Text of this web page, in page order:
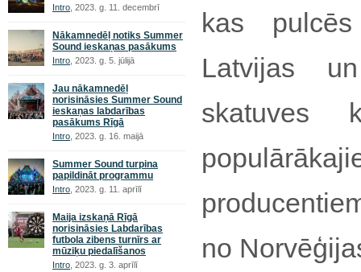
Intro , 2023. g. 11. decembrī
Nākamnedēļ notiks Summer
Sound ieskaņas pasākums
Intro , 2023. g. 5. jūlijā
Jau nākamnedēļ
norisināsies Summer Sound
ieskaņas labdarības
pasākums Rīgā
Intro , 2023. g. 16. maijā
Summer Sound turpina
papildināt programmu
Intro , 2023. g. 11. aprīlī
Maija izskaņā Rīgā
norisināsies Labdarības
futbola zibens turnīrs ar
mūziķu piedalīšanos
Intro , 2023. g. 3. aprīlī
kas
Latvijas
skatuves
no